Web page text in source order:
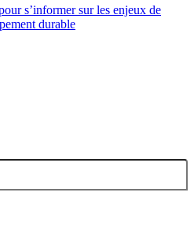
s’informer sur les enjeux de
durable